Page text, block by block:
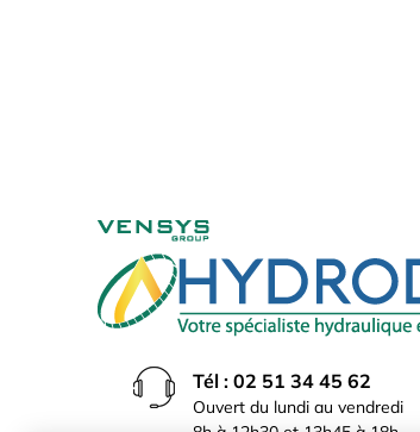
Tél : 02 51 34 45 62
Ouvert du lundi au vendredi